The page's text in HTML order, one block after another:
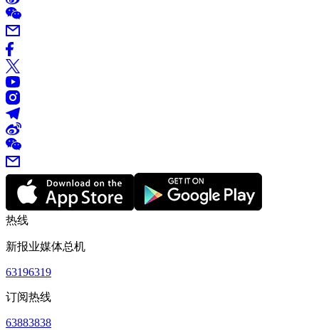
热线
新报业媒体总机
63196319
订阅热线
63883838